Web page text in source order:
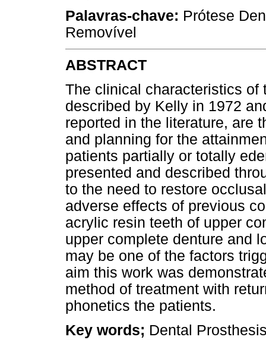
Palavras-chave: Prótese
Removível
ABSTRACT
The clinical characteristics of
described by Kelly in 1972
reported in the literature, are
and planning for the
patients partially or totally
presented and described
to the need to restore
adverse effects of previous
acrylic resin teeth of upper
upper complete denture and
may be one of the factors
aim this work was
method of treatment with
phonetics the patients.
Key words; Dental